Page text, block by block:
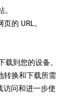
。
的 URL。
载到您的设备。
转换和下载所需
访问和进一步使